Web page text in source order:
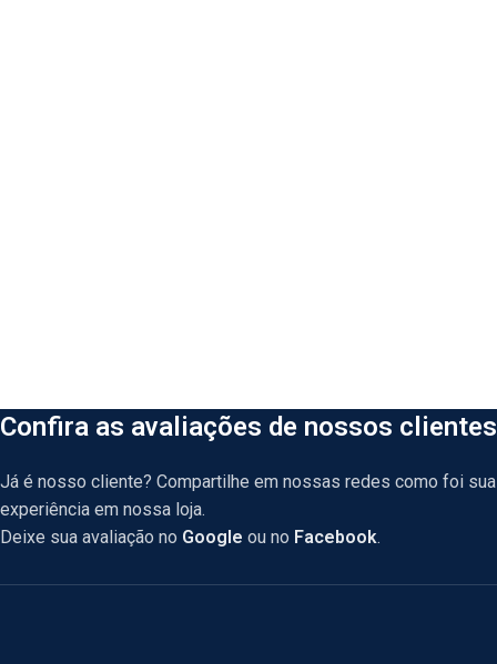
Confira as avaliações de nossos clientes
Já é nosso cliente? Compartilhe em nossas redes como foi sua
experiência em nossa loja.
Deixe sua avaliação no Google ou no Facebook.